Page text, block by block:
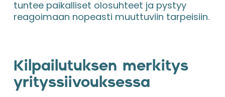
tuntee paikalliset olosuhteet ja pystyy
reagoimaan nopeasti muuttuviin tarpeisiin.
Kilpailutuksen merkitys
yrityssiivouksessa